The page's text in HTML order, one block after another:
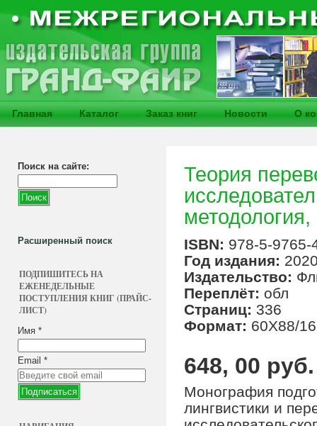
Главная Каталог Заказ книг Новости О
Поиск на сайте:
Расширенный поиск
ПОДПИШИТЕСЬ НА
ЕЖЕНЕДЕЛЬНЫЕ
ПОСТУПЛЕНИЯ КНИГ (ПРАЙС-
ЛИСТ)
Имя *
Email *
Теория
методология,
ISBN: 978-5-9765-
Год издания:
Издательство:
Переплёт: обл
Страниц: 336
Формат: 60Х88/16
648, 00 руб.
Монография
лингвистики и